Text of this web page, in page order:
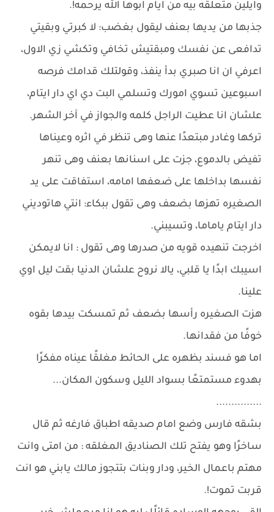
وايلين متعلقه بيه من ايام ابوها الله يرحمه!.
جذبها من يديها بعنف ليقول بغضب: لا كبرتي وبقيتي
تدافعى عن نفسك ومبقتيش تخافي وتكشي زي الاول،
اعرفي ان انا صبري بدأ ينفذ، وقولتلك قدامك فرصه
اسبوعين تسوي امورك وتسلمي البت دي اي دار ايتام،
علشان انا عطيت الراجل كلمه والجواز في آخر الشهر.
تركها وغادر مبتعدًا عنها وهى تنظر في اثره وعيناها
تفيض بالدموع، جزت على اسنانها بعنف وهى تنهر
نفسها بداخلها على ضعفها امامه، استفاقت على يد
الصغيره تهزها بضعف وهى تقول ببكاء: انتي هاتوديني
دار ايتام ياماما، وتسيبني.
اخرجت تنهيده قويه من صدرها وهى تقول : انا لايمكن
اسيبك ابدًا يا قلبي، يالا نروح علشان الدنيا بقت ليل اوي
علينا.
هزت الصغيره رأسها بضعف ثم تمسكت بيدها بقوه
خوفًا من فقدانها.
اما هو فسند بظهره على الحائط مغلقًا عيناه مفكرًا
بهدوء مستمتعًا بسواد الليل وسكون المكان...
...............
بشقه فارس وضع امام صديقه اطباق فارغه ثم قال
ساخرًا وهو يفتح تلك الصناديق المغلقه : من امتى وانت
مهتم باعمال الخير، ودار وبنات بتتجوز مالك يابني هو انت
قربت تموت!.